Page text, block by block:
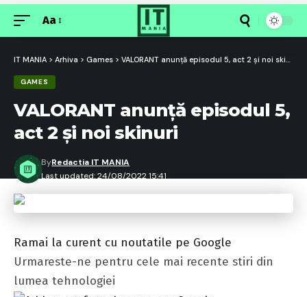
Font
Aa
IT MANIA > Arhiva > Games > VALORANT anunță episodul 5, act 2 și noi skinuri
GAMES
VALORANT anunță episodul 5,
act 2 și noi skinuri
Last updated: 24/08/2022 15:41
ByRedactia IT MANIA
Ramai la curent cu noutatile pe Google
Urmareste-ne pentru cele mai recente stiri din
lumea tehnologiei